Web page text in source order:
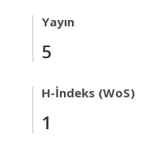
Yayın
5
H-İndeks (WoS)
1